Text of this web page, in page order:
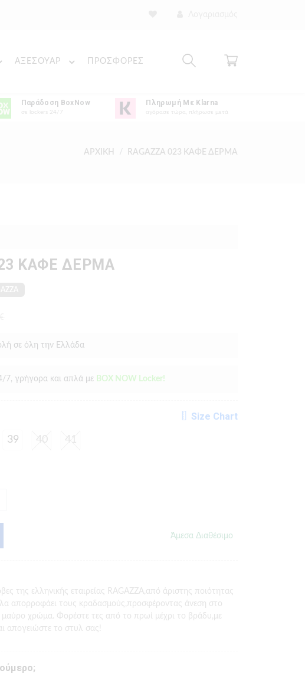
ΑΞΕΣΟΥΑΡ ΠΡΟΣΦΟΡΕΣ
Παράδοση BoxNow
σε lockers 24/7
Πληρωμή Με Klarna
αγόρασε τώρα, πλήρωσε μετά
ΑΡΧΙΚΗ RAGAZZA 023 ΚΑΦΕ ΔΕΡΜΑ
ΚΑΦΕ ΔΕΡΜΑ
σε όλη την Ελλάδα
7, γρήγορα και απλά με BOX NOW Locker!
Size Chart
39 40 41
Άμεσα Διαθέσιμο
της ελληνικής εταιρείας RAGAZZA,από άριστης ποιότητας
απορροφάει τους κραδασμούς,προσφέροντας άνεση στο
μαύρο χρώμα. Φορέστε τες από το πρωί μέχρι το βράδυ,με
απογειώστε το στυλ σας!